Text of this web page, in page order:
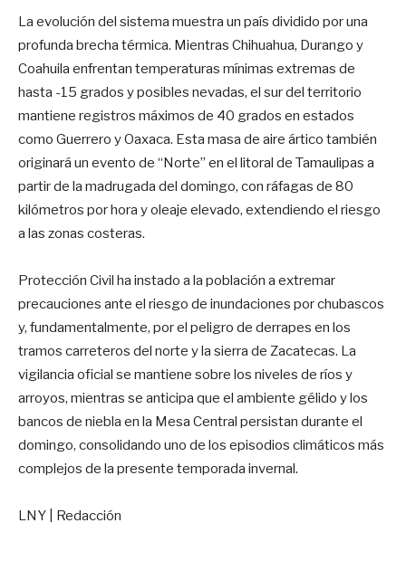
La evolución del sistema muestra un país dividido por una
profunda brecha térmica. Mientras Chihuahua, Durango y
Coahuila enfrentan temperaturas mínimas extremas de
hasta -15 grados y posibles nevadas, el sur del territorio
mantiene registros máximos de 40 grados en estados
como Guerrero y Oaxaca. Esta masa de aire ártico también
originará un evento de “Norte” en el litoral de Tamaulipas a
partir de la madrugada del domingo, con ráfagas de 80
kilómetros por hora y oleaje elevado, extendiendo el riesgo
a las zonas costeras.
Protección Civil ha instado a la población a extremar
precauciones ante el riesgo de inundaciones por chubascos
y, fundamentalmente, por el peligro de derrapes en los
tramos carreteros del norte y la sierra de Zacatecas. La
vigilancia oficial se mantiene sobre los niveles de ríos y
arroyos, mientras se anticipa que el ambiente gélido y los
bancos de niebla en la Mesa Central persistan durante el
domingo, consolidando uno de los episodios climáticos más
complejos de la presente temporada invernal.
LNY | Redacción